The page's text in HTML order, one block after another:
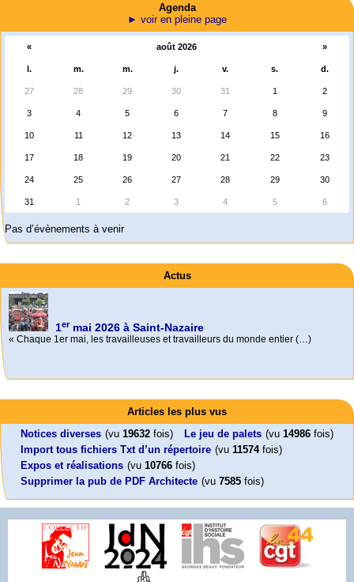
Agenda
► voir en pleine page
« août 2026 »
l. m. m. j. v. s. d.
27 28 29 30 31 1 2
3 4 5 6 7 8 9
10 11 12 13 14 15 16
17 18 19 20 21 22 23
24 25 26 27 28 29 30
31 1 2 3 4 5 6
Pas d’évènements à venir
Actus
1ermai 2026 à Saint-Nazaire
« Chaque 1er mai, les travailleuses et travailleurs du monde entier (…)
Foutez-nous la paix !
Aujourd’hui, mercredi 18 mars 2026, le président de la République
Emmanuel (…)
Leonard Peltier libre !
Leonard Peltier, un Amérindien condamné deux fois à la prison à vie pour
un (…)
En Pays-de-la-Loire le couperet est tombé !
« La présidente Horizons de la région Pays de la Loire veut faire voter ce (…)
Mon CV... Cette perle indique une nouveauté, ou le dernier travail (…)
Articles les plus vus
Notices diverses (vu 19632 fois) Le jeu de palets (vu 14986 fois)
Import tous fichiers Txt d’un répertoire (vu 11574fois)
Expos et réalisations (vu 10766 fois)
Supprimer la pub de PDF Architecte (vu 7585 fois)